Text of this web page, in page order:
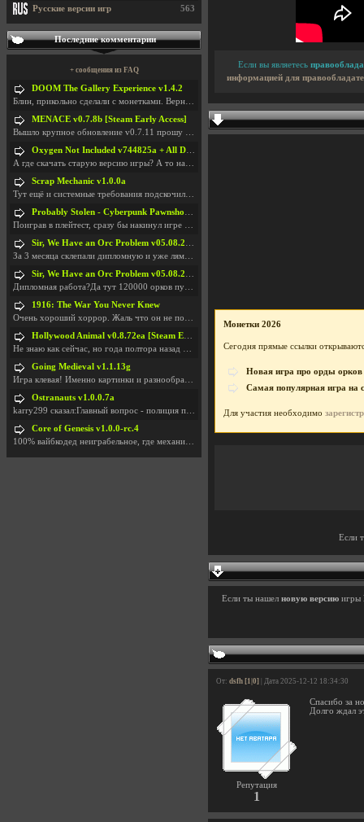
Если вы являетесь
информацией для
Монетки 2026
Сегодня прямые ссылки
Новая игра про орды орков
Самая популярная игра на
Для участия необходимо
Если
Если ты нашел новую версиюигры
От: dsfh [1|0] | Дата 2025-12-12 18:34:30
Репутация
1
Спасибо за
Долго ждал
563
Русские версии игр
Последние комментарии
+ сообщения из FAQ
DOOM The Gallery Experience v1.4.2
Блин, прикольно сделали с монетками. Вернулся в св
MENACE v0.7.8b [Steam Early Access]
Вышло крупное обновление v0.7.11 прошу обновить
Oxygen Not Included v744825a + All DLC
А где скачать старую версию игры? А то на новой но
Scrap Mechanic v1.0.0a
Тут ещё и системные требования подскочили. Если не
Probably Stolen - Cyberpunk Pawnshop Simulator v048c [Playtest]
Поиграв в плейтест, сразу бы накинул игре наивысши
Sir, We Have an Orc Problem v05.08.2026
За 3 месяца склепали дипломную и уже лям двести ба
Sir, We Have an Orc Problem v05.08.2026
Дипломная работа?Да тут 120000 орков путь выбирают
1916: The War You Never Knew
Очень хороший хоррор. Жаль что он не получил должн
Hollywood Animal v0.8.72ea [Steam Early Access]
Не знаю как сейчас, но года полтора назад игра был
Going Medieval v1.1.13g
Игра клевая! Именно картинки и разнообразия в стро
Ostranauts v1.0.0.7a
karry299 сказал:Главный вопрос - полиция по-прежне
Core of Genesis v1.0.0-rc.4
100% вайбкодед неиграбельное, где механики знает т